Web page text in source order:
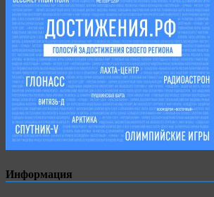
Информация